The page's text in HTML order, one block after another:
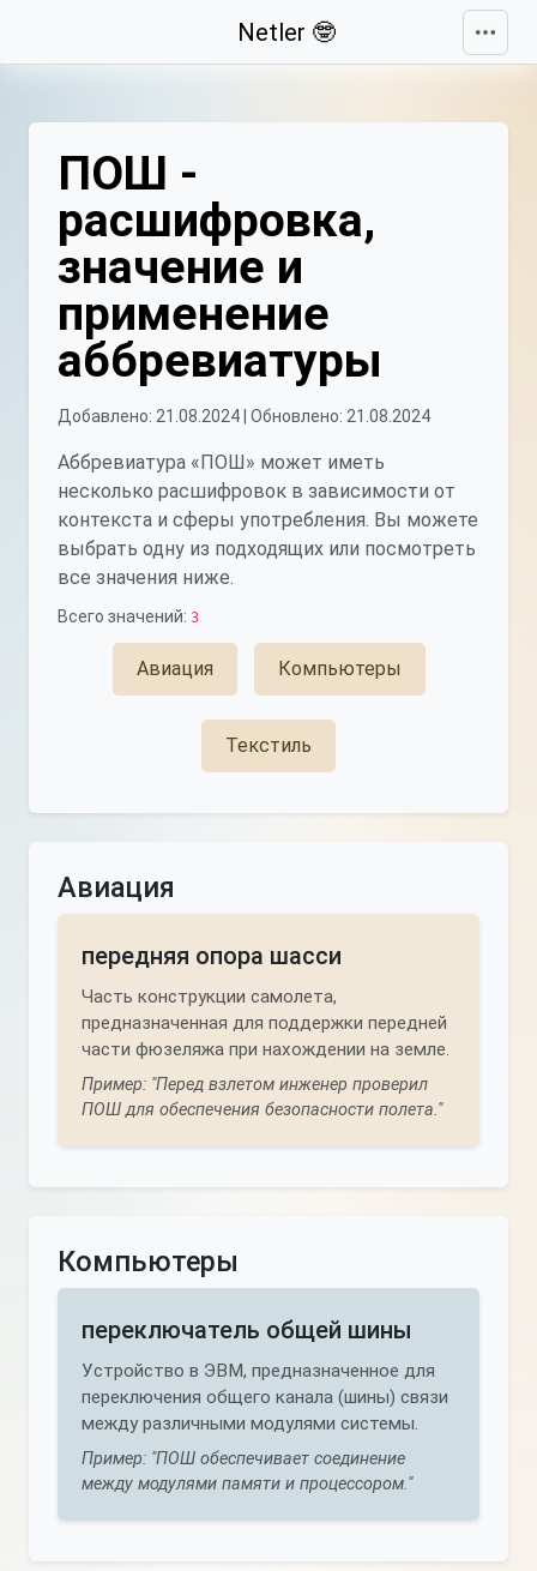
Netler 🤓
ПОШ -
расшифровка,
значение и
применение
аббревиатуры
Добавлено: 21.08.2024 | Обновлено: 21.08.2024
Аббревиатура «ПОШ» может иметь
несколько расшифровок в зависимости от
контекста и сферы употребления. Вы можете
выбрать одну из подходящих или посмотреть
все значения ниже.
Всего значений: 3
Авиация Компьютеры
Текстиль
Авиация
передняя опора шасси
Часть конструкции самолета,
предназначенная для поддержки передней
части фюзеляжа при нахождении на земле.
Пример: "Перед взлетом инженер проверил
ПОШ для обеспечения безопасности полета."
Компьютеры
переключатель общей шины
Устройство в ЭВМ, предназначенное для
переключения общего канала (шины) связи
между различными модулями системы.
Пример: "ПОШ обеспечивает соединение
между модулями памяти и процессором."